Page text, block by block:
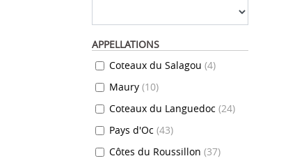
APPELLATIONS
Coteaux du Salagou (4)
Maury (10)
Coteaux du Languedoc (24)
Pays d'Oc (43)
Côtes du Roussillon (37)